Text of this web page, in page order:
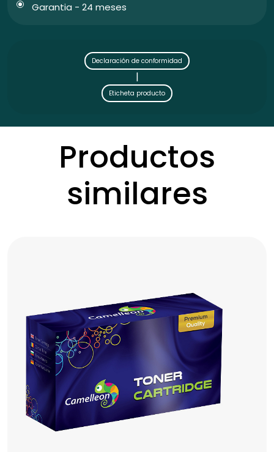
Garantia - 24 meses
Declaración de conformidad
|
Eticheta producto
Productos
similares